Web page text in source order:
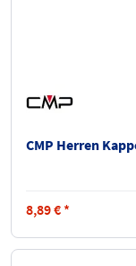
CMP Herren
8,89€ *